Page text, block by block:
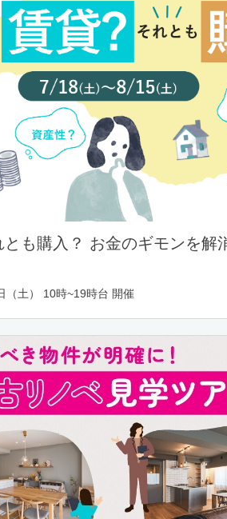
も購入？ お金のギモンを解
（土） 10時~19時台 開催